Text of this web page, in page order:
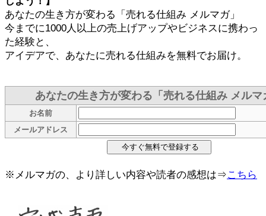
あなたの生き方が変わる「売れる仕組み メルマガ」
今までに1000人以上の売上げアップやビジネスに携わっ
た経験と、
アイデアで、あなたに売れる仕組みを無料でお届け。
あなたの生き方が変わる「売れる仕組み メルマ
お名前
メールアドレス
※メルマガの、より詳しい内容や読者の感想は⇒こちら